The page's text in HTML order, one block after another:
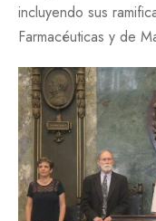
incluyendo sus
Farmacéuticas y de